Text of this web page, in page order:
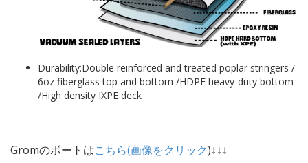
Durability:Double reinforced and treated poplar stringers /
6oz fiberglass top and bottom /HDPE heavy-duty bottom
/High density IXPE deck
Gromのボートはこちら(画像をクリック)↓↓↓